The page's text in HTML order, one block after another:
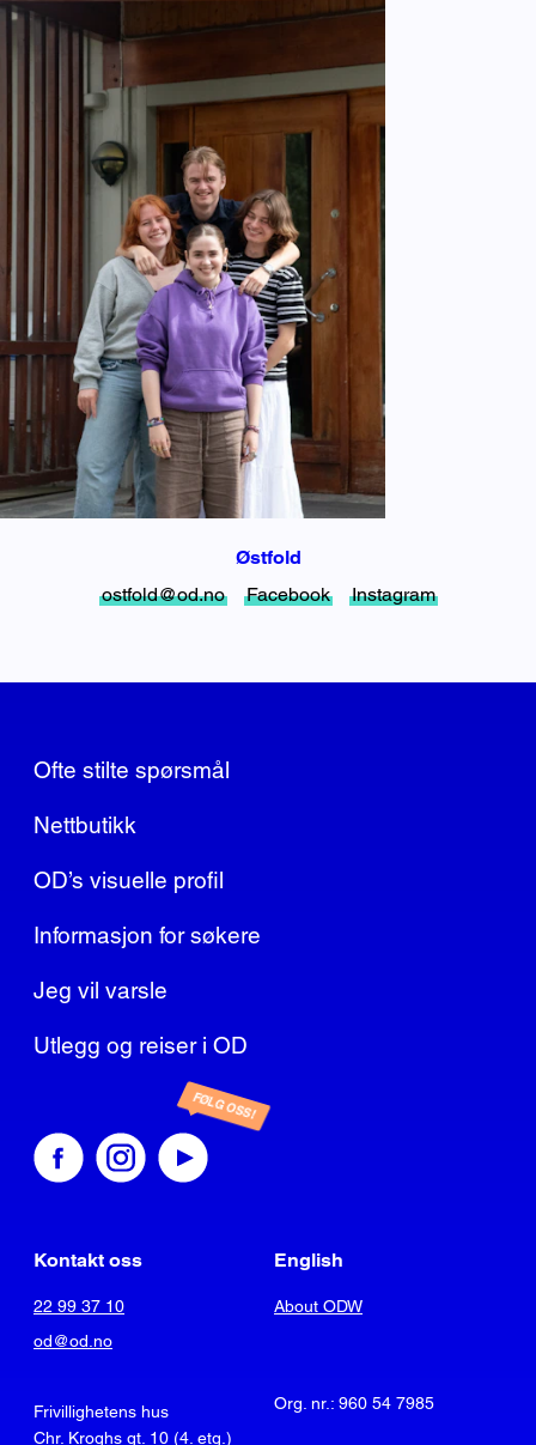
Østfold
ostfold@od.no
Facebook Instagram
Ofte stilte spørsmål
Nettbutikk
OD’s visuelle profil
Informasjon for søkere
Jeg vil varsle
Utlegg og reiser i OD
FØLG OSS!
Kontakt oss
22 99 37 10
od@od.no
Frivillighetens hus
Chr. Kroghs gt. 10 (4. etg.)
English
About ODW
Org. nr.: 960 54 7985